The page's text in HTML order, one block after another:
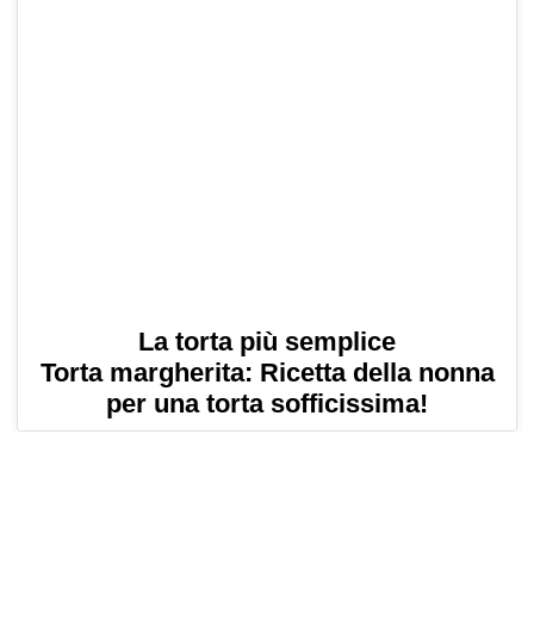
La torta più semplice
Torta margherita: Ricetta della nonna
per una torta sofficissima!